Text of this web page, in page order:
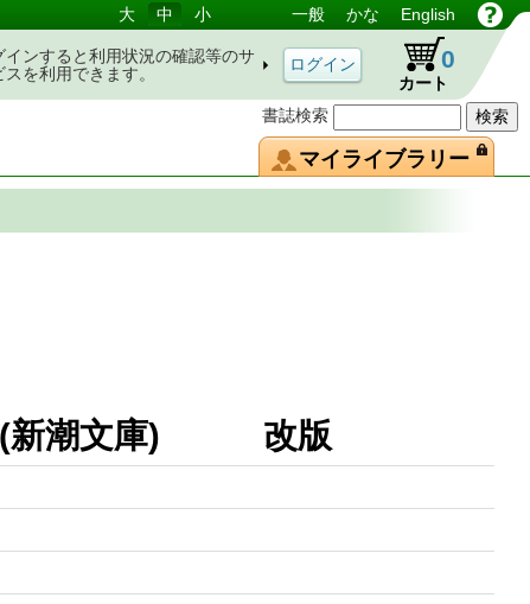
書誌検索
大 中 小 一般 かな English
インすると利用状況の確認等のサ
スを利用できます。
カート
0
マイライブラリー
(新潮文庫) 改版